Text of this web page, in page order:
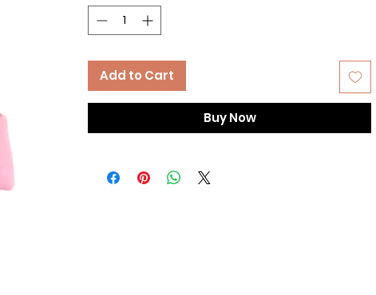
Add to Cart
Buy Now